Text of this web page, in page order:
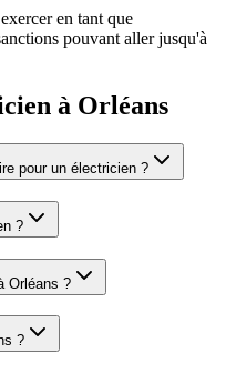
en tant que
pouvant aller jusqu'à
à Orléans
pour un électricien ?
?
Orléans ?
?